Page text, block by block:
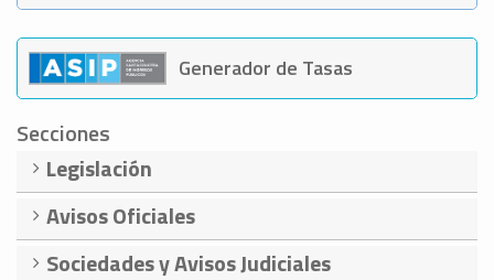
Generador de Tasas
Secciones
Legislación
Avisos Oficiales
Sociedades y Avisos Judiciales